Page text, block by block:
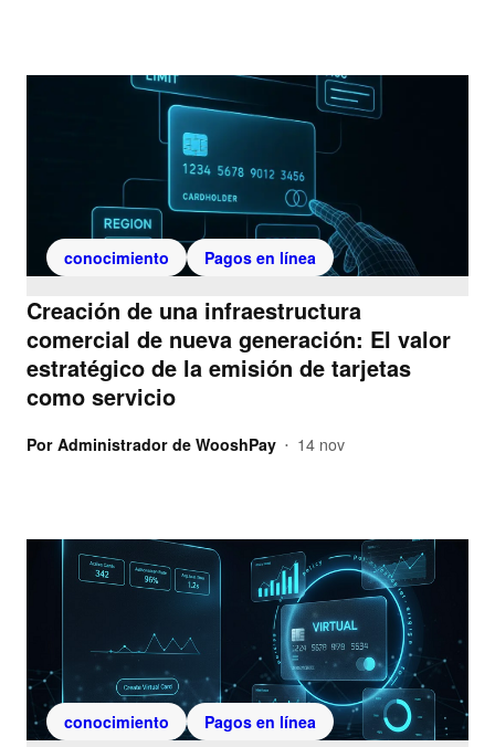
conocimiento Pagos en línea
Creación de una infraestructura
comercial de nueva generación: El valor
estratégico de la emisión de tarjetas
como servicio
Por Administrador de WooshPay • 14 nov
conocimiento Pagos en línea